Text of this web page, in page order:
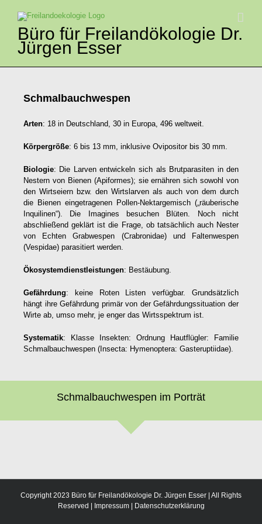
springenBüro für Freilandökologie Dr.
Jürgen Esser
Schmalbauchwespen
Arten: 18 in Deutschland, 30 in Europa, 496 weltweit.
Körpergröße: 6 bis 13 mm, inklusive Ovipositor bis 30 mm.
Biologie: Die Larven entwickeln sich als Brutparasiten in den
Nestern von Bienen (Apiformes); sie ernähren sich sowohl von
den Wirtseiern bzw. den Wirtslarven als auch von dem durch
die Bienen eingetragenen Pollen-Nektargemisch („räuberische
Inquilinen“). Die Imagines besuchen Blüten. Noch nicht
abschließend geklärt ist die Frage, ob tatsächlich auch Nester
von Echten Grabwespen (Crabronidae) und Faltenwespen
(Vespidae) parasitiert werden.
Ökosystemdienstleistungen: Bestäubung.
Gefährdung: keine Roten Listen verfügbar. Grundsätzlich
hängt ihre Gefährdung primär von der Gefährdungssituation der
Wirte ab, umso mehr, je enger das Wirtsspektrum ist.
Systematik: Klasse Insekten: Ordnung Hautflügler: Familie
Schmalbauchwespen (Insecta: Hymenoptera: Gasteruptiidae).
Schmalbauchwespen im Porträt
Copyright 2023 Büro für Freilandökologie Dr. Jürgen Esser | All Rights
Reserved | Impressum| Datenschutzerklärung